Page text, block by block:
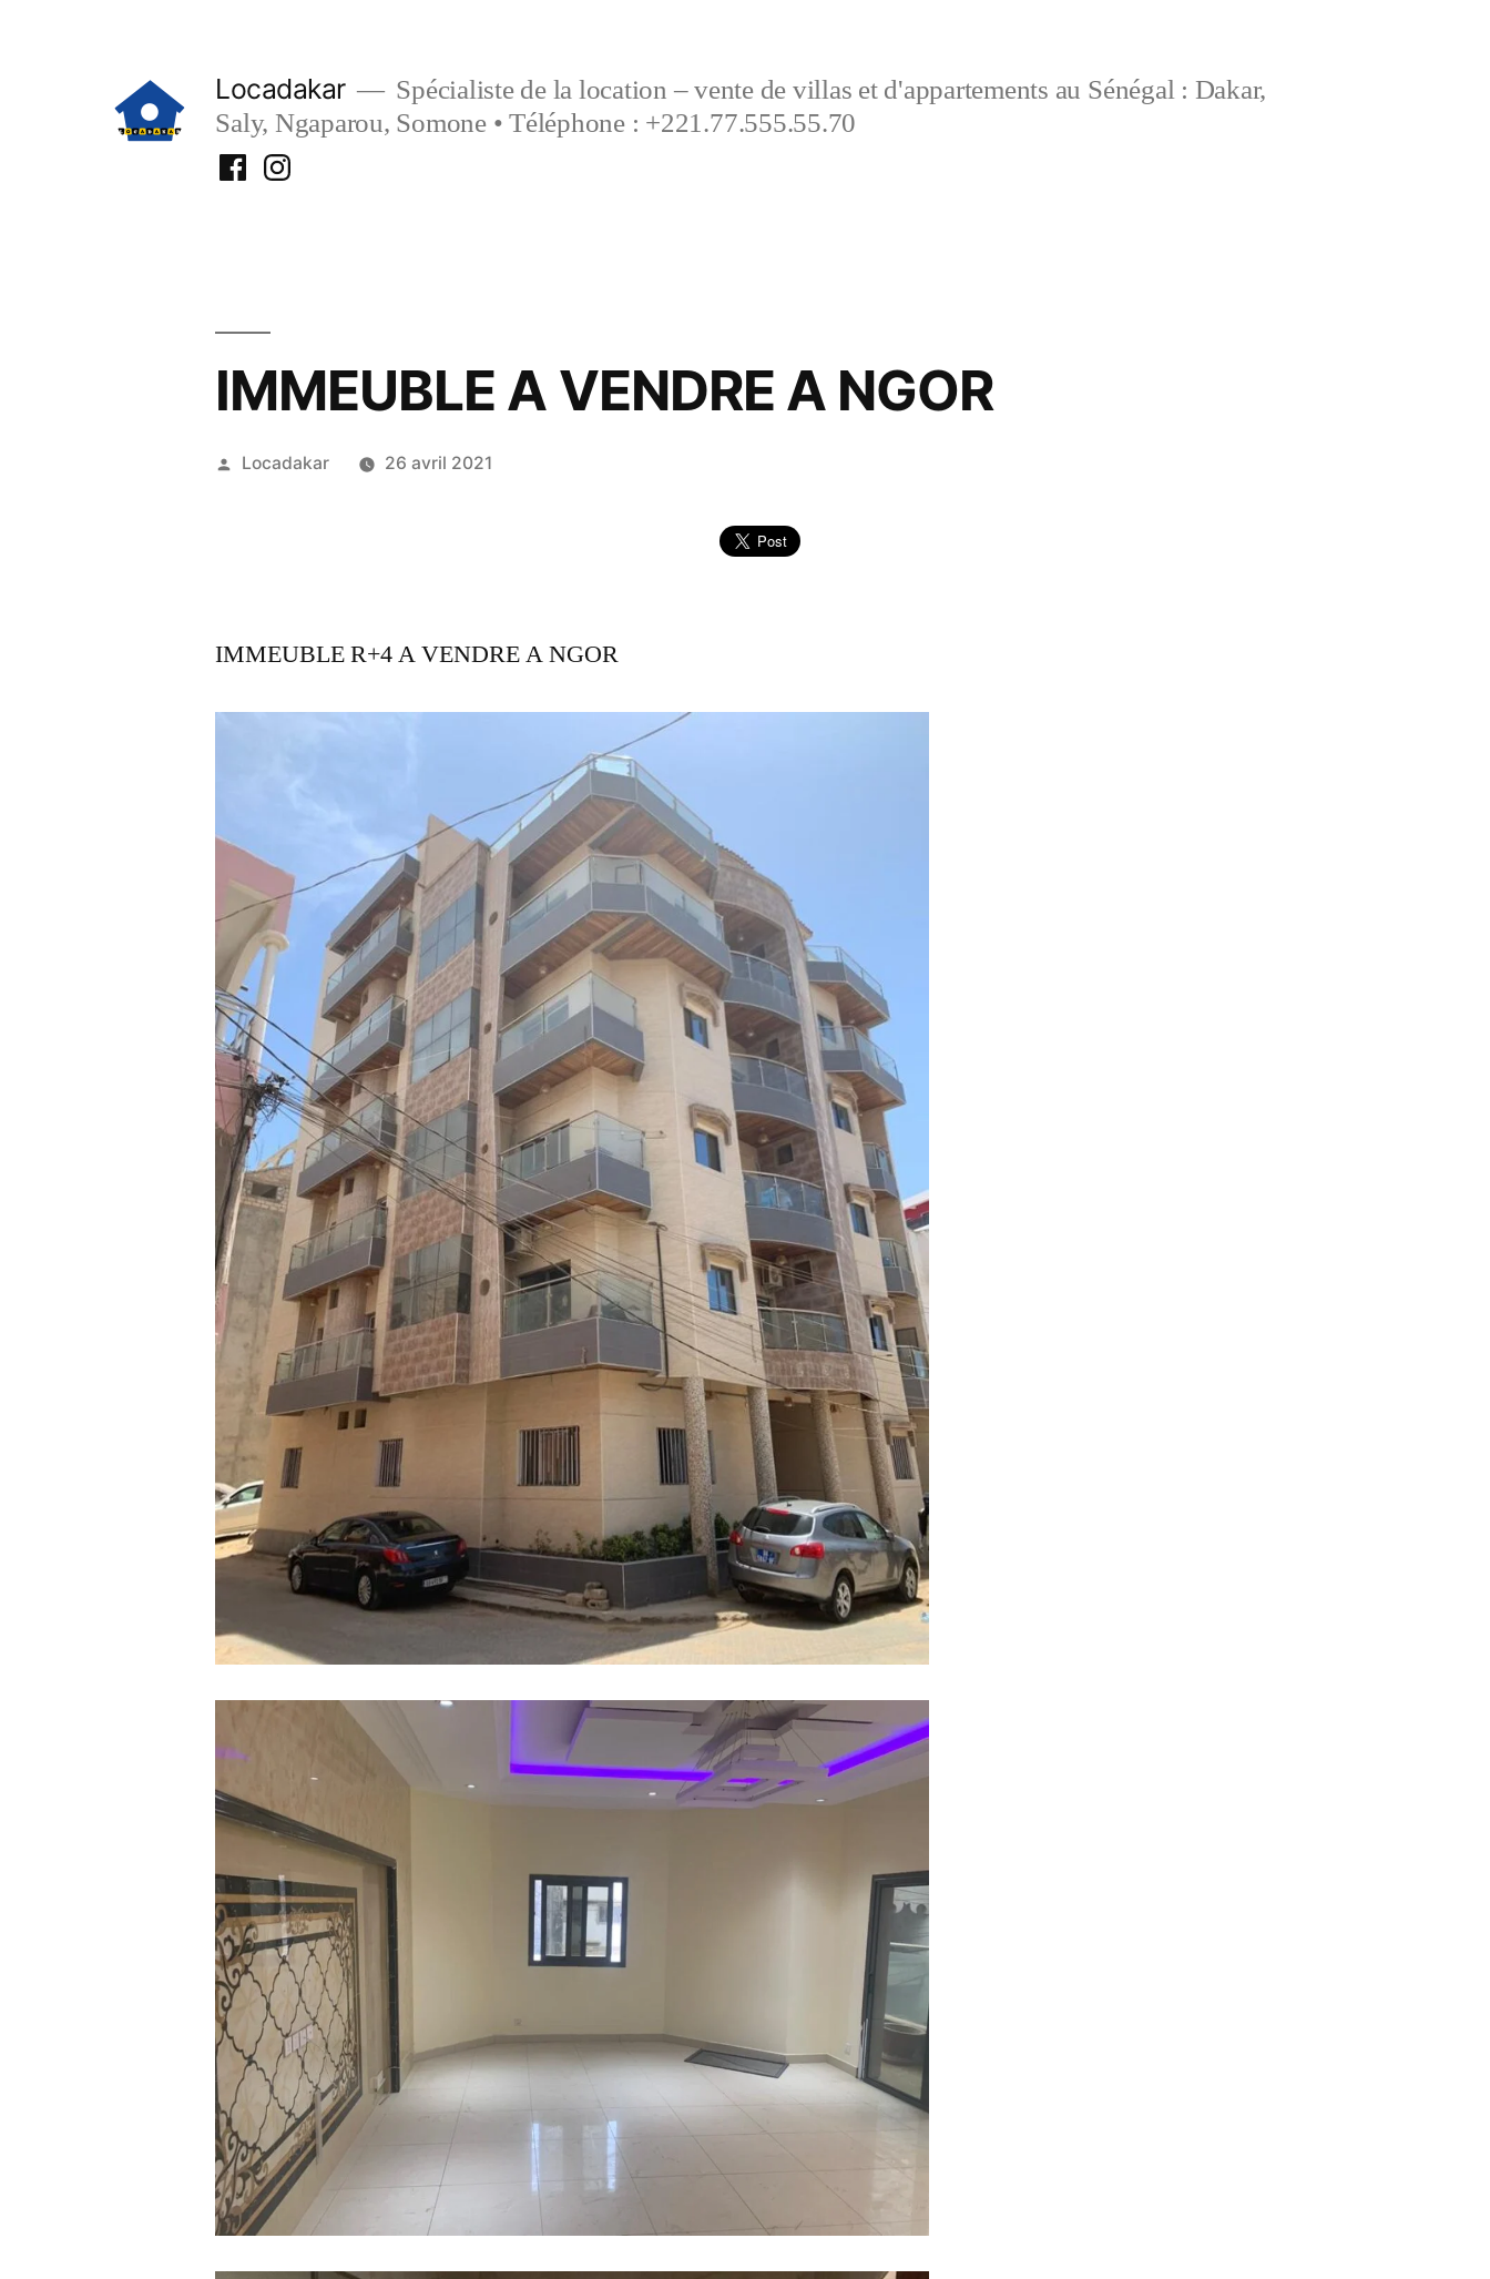
Locadakar
Spécialiste de la location – vente de villas et d'appartements au Sénégal : Dakar,
Saly, Ngaparou, Somone • Téléphone : +221.77.555.55.70
FacebookInstagram
IMMEUBLE A VENDRE A NGOR
Publié
Locadakar 26 avril 2021
IMMEUBLE R+4 A VENDRE A NGOR